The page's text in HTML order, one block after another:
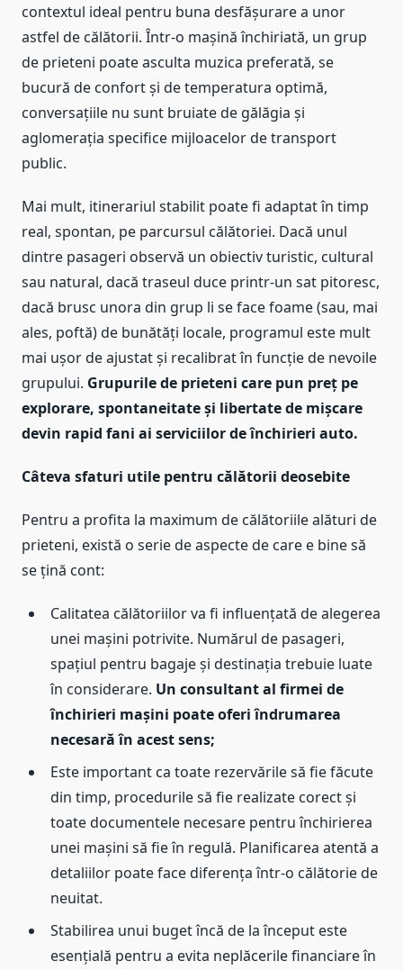
contextul ideal pentru buna desfășurare a unor
astfel de călătorii. Într-o mașină închiriată, un grup
de prieteni poate asculta muzica preferată, se
bucură de confort și de temperatura optimă,
conversațiile nu sunt bruiate de gălăgia și
aglomerația specifice mijloacelor de transport
public.
Mai mult, itinerariul stabilit poate fi adaptat în timp
real, spontan, pe parcursul călătoriei. Dacă unul
dintre pasageri observă un obiectiv turistic, cultural
sau natural, dacă traseul duce printr-un sat pitoresc,
dacă brusc unora din grup li se face foame (sau, mai
ales, poftă) de bunătăți locale, programul este mult
mai ușor de ajustat și recalibrat în funcție de nevoile
grupului. Grupurile de prieteni care pun preț pe
explorare, spontaneitate și libertate de mișcare
devin rapid fani ai serviciilor de închirieri auto.
Câteva sfaturi utile pentru călătorii deosebite
Pentru a profita la maximum de călătoriile alături de
prieteni, există o serie de aspecte de care e bine să
se țină cont:
Calitatea călătoriilor va fi influențată de alegerea
unei mașini potrivite. Numărul de pasageri,
spațiul pentru bagaje și destinația trebuie luate
în considerare. Un consultant al firmei de
închirieri mașini poate oferi îndrumarea
necesară în acest sens;
Este important ca toate rezervările să fie făcute
din timp, procedurile să fie realizate corect și
toate documentele necesare pentru închirierea
unei mașini să fie în regulă. Planificarea atentă a
detaliilor poate face diferența într-o călătorie de
neuitat.
Stabilirea unui buget încă de la început este
esențială pentru a evita neplăcerile financiare în